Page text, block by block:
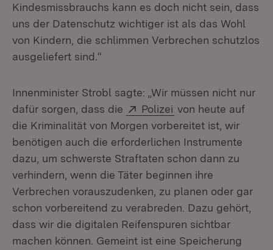
Kindesmissbrauchs kann es doch nicht sein, dass
uns der Datenschutz wichtiger ist als das Wohl
von Kindern, die schlimmen Verbrechen schutzlos
ausgeliefert sind.“
Innenminister Strobl sagte: „Wir müssen nicht nur
dafür sorgen, dass die
Extern:
Polizei (Öffnet in neuem
von heute auf
die Kriminalität von Morgen vorbereitet ist, wir
benötigen auch die erforderlichen Instrumente
dazu, um schwerste Straftaten schon dann zu
verhindern, wenn die Täter beginnen ihre
Verbrechen vorauszudenken, zu planen oder gar
schon vorbereitend zu verabreden. Dazu gehört,
dass wir die digitalen Reifenspuren sichtbar
machen können. Gemeint ist eine Speicherung